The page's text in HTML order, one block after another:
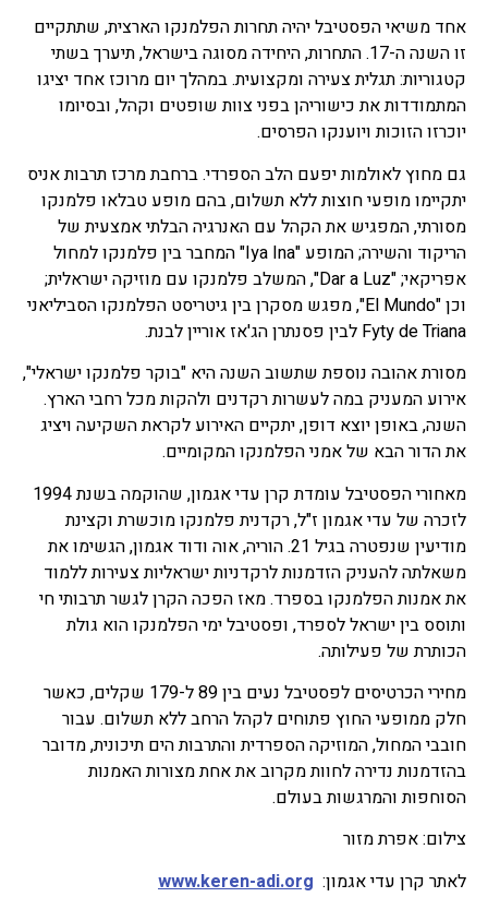
אחד משיאי הפסטיבל יהיה תחרות הפלמנקו הארצית, שתתקיים
זו השנה ה-17. התחרות, היחידה מסוגה בישראל, תיערך בשתי
קטגוריות: תגלית צעירה ומקצועית. במהלך יום מרוכז אחד יציגו
המתמודדות את כישוריהן בפני צוות שופטים וקהל, ובסיומו
יוכרזו הזוכות ויוענקו הפרסים.
גם מחוץ לאולמות יפעם הלב הספרדי. ברחבת מרכז תרבות אניס
יתקיימו מופעי חוצות ללא תשלום, בהם מופע טבלאו פלמנקו
מסורתי, המפגיש את הקהל עם האנרגיה הבלתי אמצעית של
הריקוד והשירה; המופע "Iya Ina" המחבר בין פלמנקו למחול
אפריקאי; "Dar a Luz", המשלב פלמנקו עם מוזיקה ישראלית;
וכן "El Mundo", מפגש מסקרן בין גיטריסט הפלמנקו הסביליאני
Fyty de Triana לבין פסנתרן הג'אז אוריין לבנת.
מסורת אהובה נוספת שתשוב השנה היא "בוקר פלמנקו ישראלי",
אירוע המעניק במה לעשרות רקדנים ולהקות מכל רחבי הארץ.
השנה, באופן יוצא דופן, יתקיים האירוע לקראת השקיעה ויציג
את הדור הבא של אמני הפלמנקו המקומיים.
מאחורי הפסטיבל עומדת קרן עדי אגמון, שהוקמה בשנת 1994
לזכרה של עדי אגמון ז"ל, רקדנית פלמנקו מוכשרת וקצינת
מודיעין שנפטרה בגיל 21. הוריה, אוה ודוד אגמון, הגשימו את
משאלתה להעניק הזדמנות לרקדניות ישראליות צעירות ללמוד
את אמנות הפלמנקו בספרד. מאז הפכה הקרן לגשר תרבותי חי
ותוסס בין ישראל לספרד, ופסטיבל ימי הפלמנקו הוא גולת
הכותרת של פעילותה.
מחירי הכרטיסים לפסטיבל נעים בין 89 ל-179 שקלים, כאשר
חלק ממופעי החוץ פתוחים לקהל הרחב ללא תשלום. עבור
חובבי המחול, המוזיקה הספרדית והתרבות הים תיכונית, מדובר
בהזדמנות נדירה לחוות מקרוב את אחת מצורות האמנות
הסוחפות והמרגשות בעולם.
צילום: אפרת מזור
לאתר קרן עדי אגמון: www.keren-adi.org